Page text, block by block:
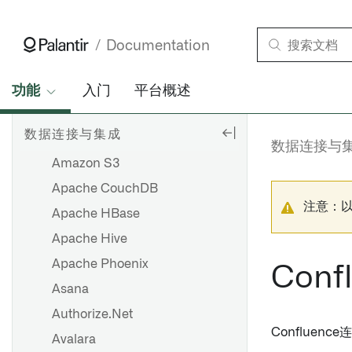
Documentation
功能 入门 平台概述
数据连接与集成
设置批量同步
设置流式同步
基于文件的同步
媒体集同步
优化 JDBC 同步
故障排除参考
概览
导出任务（旧版）
HyperAuto V1 常见问题
Airtable
Amazon DynamoDB
Amazon Kinesis
Amazon Marketplace
Amazon S3
Apache CouchDB
Apache HBase
Apache Hive
Apache Phoenix
Asana
Authorize.Net
Avalara
数据连接与
注意：
Confluence